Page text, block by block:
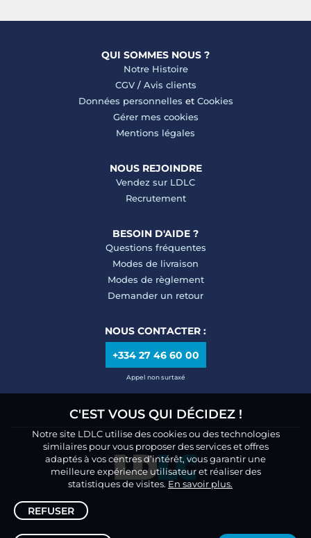
QUI SOMMES NOUS ?
Notre Histoire
CGV/ Avis clients
Données personnelles et Cookies
Gérer mes cookies
Mentions légales
NOUS REJOINDRE
Vendez sur LDLC
Recrutement
BESOIN D'AIDE ?
Questions fréquentes
Modes de livraison
Modes de règlement
Demander un retour
NOUS CONTACTER :
+334 27 46 60 00
Appel non surtaxé
C'EST VOUS QUI DÉCIDEZ !
Notre site LDLC utilise des cookies ou des technologies
similaires pour vous proposer des services et offres
adaptés à vos centres d’intérêt, vous garantir une
meilleure expérience utilisateur et réaliser des
statistiques de visites. En savoir plus.
REFUSER